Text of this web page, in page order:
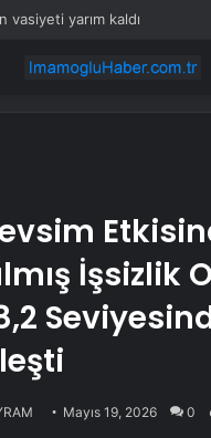
vasiyeti yarım kaldı
İşsizlik
Mayıs 19, 2026 0